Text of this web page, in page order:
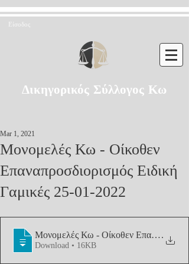
Είσοδος
Δικηγορικός Σύλλογος Κω
Μονομελές Κω - Οίκοθεν
Επαναπροσδιορισμός Ειδική
Γαμικές 25-01-2022
Mar 1, 2021
Μονομελές Κω - Οίκοθεν .
Download • 16KB